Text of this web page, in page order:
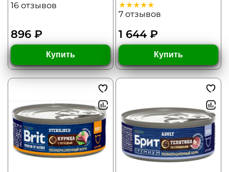
16 отзывов
896 ₽
Купить
7 отзывов
1 644 ₽
Купить